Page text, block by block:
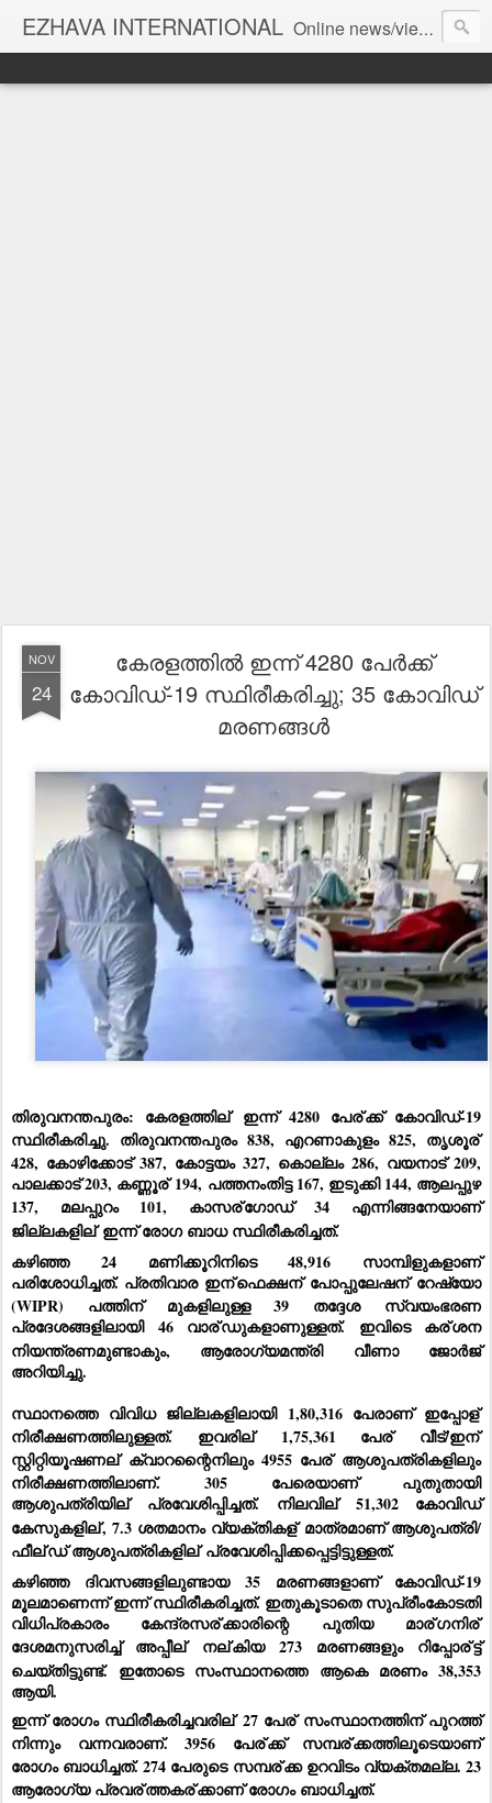
EZHAVA INTERNATIONAL Online news/views JOURNAL... Connecting the community worldwide Editorial Director: Prem Chandran
NOV
24
കേരളത്തില്‍ ഇന്ന് 4280 പേര്‍ക്ക്
കോവിഡ്-19 സ്ഥിരീകരിച്ചു; 35 കോവിഡ്
മരണങ്ങള്‍
തിരുവനന്തപുരം: കേരളത്തില് ഇന്ന് 4280 പേര്ക്ക് കോവിഡ്-19
സ്ഥിരീകരിച്ചു. തിരുവനന്തപുരം 838, എറണാകുളം 825, തൃശൂര്
428, കോഴിക്കോട് 387, കോട്ടയം 327, കൊല്ലം 286, വയനാട് 209,
പാലക്കാട് 203, കണ്ണൂര് 194, പത്തനംതിട്ട 167, ഇടുക്കി 144, ആലപ്പുഴ
137, മലപ്പുറം 101, കാസര്ഗോഡ് 34 എന്നിങ്ങനേയാണ്
ജില്ലകളില് ഇന്ന് രോഗ ബാധ സ്ഥിരീകരിച്ചത്.
കഴിഞ്ഞ 24 മണിക്കൂറിനിടെ 48,916 സാമ്പിളുകളാണ്
പരിശോധിച്ചത്. പ്രതിവാര ഇന്ഫെക്ഷന് പോപ്പുലേഷന് റേഷ്യോ
(WIPR) പത്തിന് മുകളിലുള്ള 39 തദ്ദേശ സ്വയംഭരണ
പ്രദേശങ്ങളിലായി 46 വാര്ഡുകളാണുള്ളത്. ഇവിടെ കര്ശന
നിയന്ത്രണമുണ്ടാകും, ആരോഗ്യമന്ത്രി വീണാ ജോര്ജ്
അറിയിച്ചു.
സ്ഥാനത്തെ വിവിധ ജില്ലകളിലായി 1,80,316 പേരാണ് ഇപ്പോള്
നിരീക്ഷണത്തിലുള്ളത്. ഇവരില് 1,75,361 പേര് വീട്/ഇന്
സ്റ്റിറ്റിയൂഷണല് ക്വാറന്റൈനിലും 4955 പേര് ആശുപത്രികളിലും
നിരീക്ഷണത്തിലാണ്. 305 പേരെയാണ് പുതുതായി
ആശുപത്രിയില് പ്രവേശിപ്പിച്ചത്. നിലവില് 51,302 കോവിഡ്
കേസുകളില്, 7.3 ശതമാനം വ്യക്തികള് മാത്രമാണ് ആശുപത്രി/
ഫീല്ഡ് ആശുപത്രികളില് പ്രവേശിപ്പിക്കപ്പെട്ടിട്ടുള്ളത്.
കഴിഞ്ഞ ദിവസങ്ങളിലുണ്ടായ 35 മരണങ്ങളാണ് കോവിഡ്-19
മൂലമാണെന്ന് ഇന്ന് സ്ഥിരീകരിച്ചത്. ഇതുകൂടാതെ സുപ്രീംകോടതി
വിധിപ്രകാരം കേന്ദ്രസര്ക്കാരിന്റെ പുതിയ മാര്ഗനിര്
ദേശമനുസരിച്ച് അപ്പീല് നല്കിയ 273 മരണങ്ങളും റിപ്പോര്ട്ട്
ചെയ്തിട്ടുണ്ട്. ഇതോടെ സംസ്ഥാനത്തെ ആകെ മരണം 38,353
ആയി.
ഇന്ന് രോഗം സ്ഥിരീകരിച്ചവരില് 27 പേര് സംസ്ഥാനത്തിന് പുറത്ത്
നിന്നും വന്നവരാണ്. 3956 പേര്ക്ക് സമ്പര്ക്കത്തിലൂടെയാണ്
രോഗം ബാധിച്ചത്. 274 പേരുടെ സമ്പര്ക്ക ഉറവിടം വ്യക്തമല്ല. 23
ആരോഗ്യ പ്രവര്ത്തകര്ക്കാണ് രോഗം ബാധിച്ചത്.